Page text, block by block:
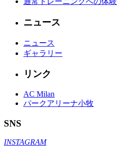
ニュース
ニュース
ギャラリー
リンク
AC Milan
パークアリーナ小牧
SNS
INSTAGRAM